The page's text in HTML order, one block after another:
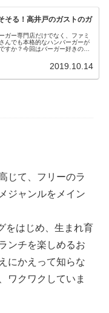
そる！高井戸のガストのガ
ガー専門店だけでなく、ファミ
んでも本格的なハンバーガーが
すか？今回はバーガー好きのた
2019.10.14
じて、フリーのラ
ジャンルをメイン
をはじめ、生まれ育
ンチを楽しめるお
にかえって知らな
ワクワクしていま